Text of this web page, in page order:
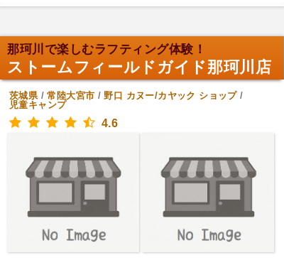
那珂川で楽しむラフティング体験！
ストームフィールドガイド那珂川店
茨城県/常陸大宮市 /野口 カヌー/カヤック ショップ/
児童キャンプ
4.6